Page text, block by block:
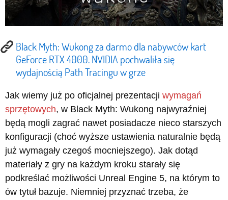
Black Myth: Wukong za darmo dla nabywców kart
GeForce RTX 4000. NVIDIA pochwaliła się
wydajnością Path Tracingu w grze
Jak wiemy już po oficjalnej prezentacji wymagań
sprzętowych, w Black Myth: Wukong najwyraźniej
będą mogli zagrać nawet posiadacze nieco starszych
konfiguracji (choć wyższe ustawienia naturalnie będą
już wymagały czegoś mocniejszego). Jak dotąd
materiały z gry na każdym kroku starały się
podkreślać możliwości Unreal Engine 5, na którym to
ów tytuł bazuje. Niemniej przyznać trzeba, że